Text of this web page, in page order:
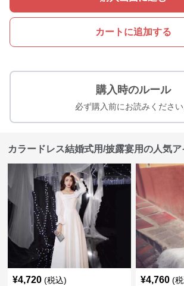
カートに追加する
購入時のルール
必ず購入前にお読みください
カラードレス結婚式用/披露宴用の人気ア
¥4,720 (税込) ¥4,760 (